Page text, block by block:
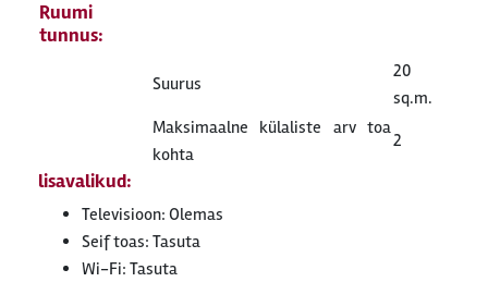
Suurus
20
sq.m.
Maksimaalne külaliste arv toa
kohta
2
Ruumi
tunnus:
lisavalikud:
Televisioon: Olemas
Seif toas: Tasuta
Wi-Fi: Tasuta